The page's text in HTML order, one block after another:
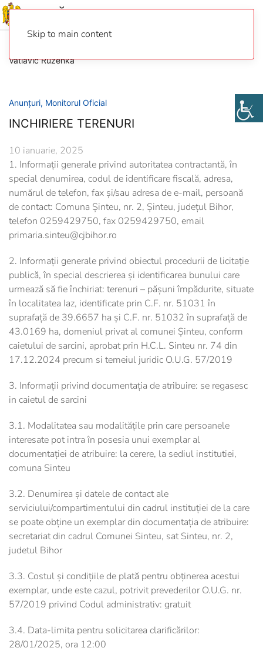
Skip to main content
Vatlavic Ruzenka
Anunțuri, Monitorul Oficial
INCHIRIERE TERENURI
10 ianuarie, 2025
1. Informații generale privind autoritatea contractantă, în
special denumirea, codul de identificare fiscală, adresa,
numărul de telefon, fax și/sau adresa de e-mail, persoană
de contact: Comuna Șinteu, nr. 2, Șinteu, judeţul Bihor,
telefon 0259429750, fax 0259429750, email
primaria.sinteu@cjbihor.ro
2. Informații generale privind obiectul procedurii de licitație
publică, în special descrierea și identificarea bunului care
urmează să fie închiriat: terenuri – pășuni împădurite, situate
în localitatea Iaz, identificate prin C.F. nr. 51031 în
suprafață de 39.6657 ha și C.F. nr. 51032 în suprafață de
43.0169 ha, domeniul privat al comunei Șinteu, conform
caietului de sarcini, aprobat prin H.C.L. Sinteu nr. 74 din
17.12.2024 precum si temeiul juridic O.U.G. 57/2019
3. Informații privind documentația de atribuire: se regasesc
in caietul de sarcini
3.1. Modalitatea sau modalitățile prin care persoanele
interesate pot intra în posesia unui exemplar al
documentației de atribuire: la cerere, la sediul institutiei,
comuna Sinteu
3.2. Denumirea și datele de contact ale
serviciului/compartimentului din cadrul instituției de la care
se poate obține un exemplar din documentația de atribuire:
secretariat din cadrul Comunei Sinteu, sat Sinteu, nr. 2,
judetul Bihor
3.3. Costul și condițiile de plată pentru obținerea acestui
exemplar, unde este cazul, potrivit prevederilor O.U.G. nr.
57/2019 privind Codul administrativ: gratuit
3.4. Data-limita pentru solicitarea clarificărilor:
28/01/2025, ora 12:00